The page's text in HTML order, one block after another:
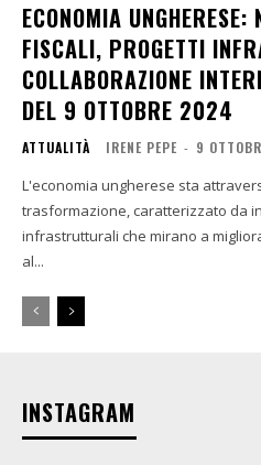
ECONOMIA UNGHERESE:
FISCALI, PROGETTI
COLLABORAZIONE
DEL 9 OTTOBRE 2024
ATTUALITÀ IRENE PEPE - 9
L'economia ungherese sta
trasformazione, caratterizzato da
infrastrutturali che mirano a
al...
INSTAGRAM